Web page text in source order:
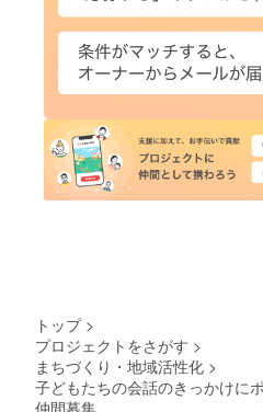
トップ >
プロジェクトをさがす >
まちづくり・地域活性化 >
子どもたちの会話のきっかけに